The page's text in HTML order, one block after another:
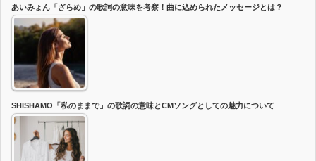
あいみょん「ざらめ」の歌詞の意味を考察！曲に込められたメッセージとは？
SHISHAMO「私のままで」の歌詞の意味とCMソングとしての魅力について